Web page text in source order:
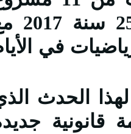
سنة 2015 إلى 22 سنة
في
الحدث
2017 بمنظومة قانونية